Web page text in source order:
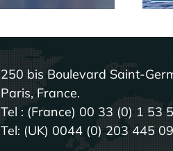
250 bis Boulevard Saint-
Paris, France.
Tel : (France) 00 33 (0) 1 53
Tel: (UK) 0044 (0) 203 445